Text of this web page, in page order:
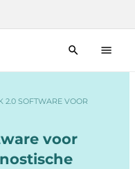
2.0 SOFTWARE VOOR
voor